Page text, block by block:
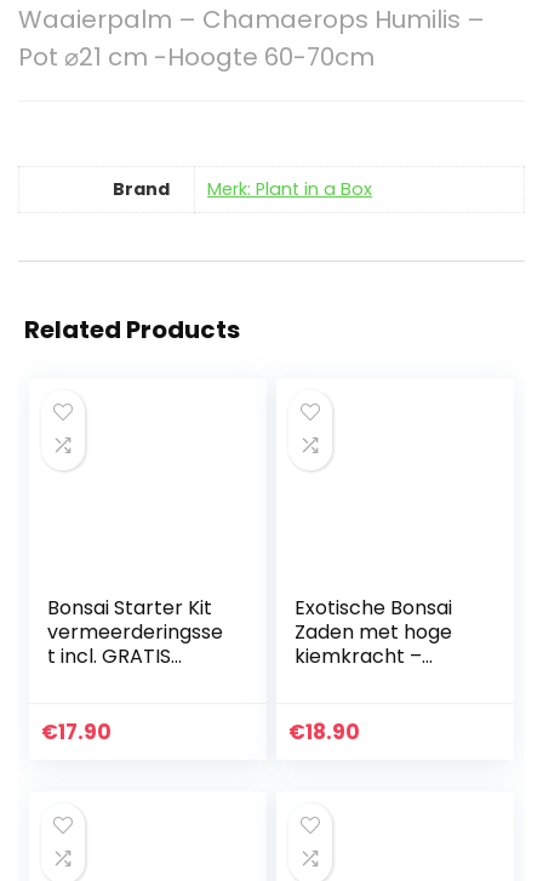
Waaierpalm – Chamaerops Humilis –
Pot ⌀21 cm -Hoogte 60-70cm
Brand Merk: Plant in a Box
Related Products
Bonsai Starter Kit
vermeerderingsse
t incl. GRATIS
kokosnootpotten,
€17.90
Exotische Bonsai
Zaden met hoge
kiemkracht –
Bonsai Boom (Set
€18.90